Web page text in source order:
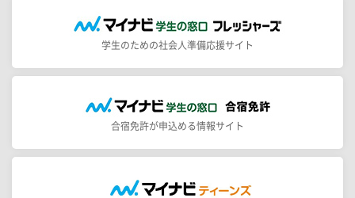
学生のための社会人準備応援サイト
合宿免許が申込める情報サイト